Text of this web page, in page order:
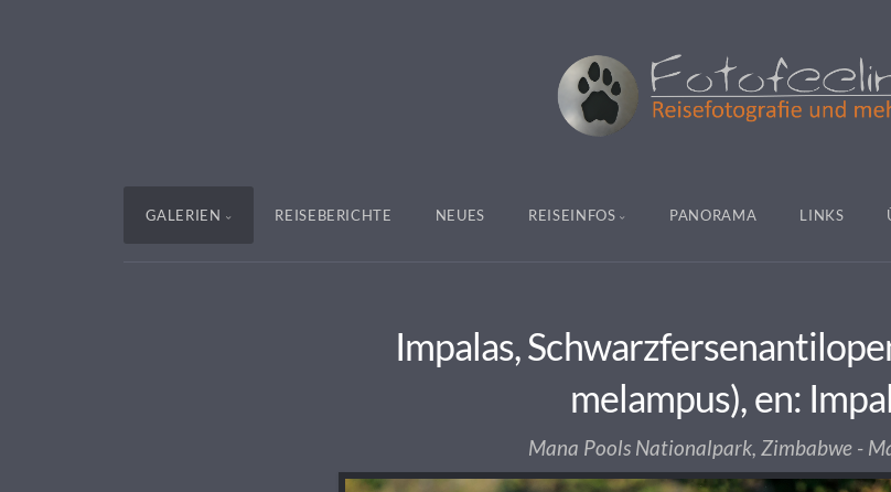
GALERIEN REISEBERICHTE NEUES REISEINFOS PANORAMA LINKS
Impalas,
melampus), en:
Mana Pools Nationalpark, Zimbabwe -